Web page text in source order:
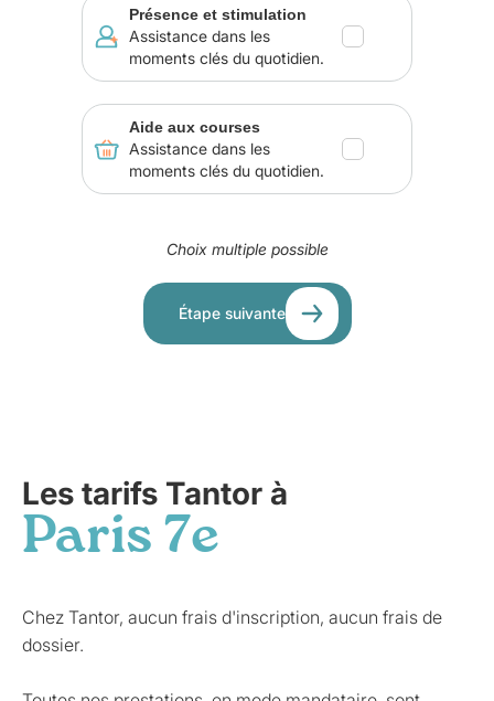
Présence et stimulation
Assistance dans les
moments clés du quotidien.
Aide aux courses
Assistance dans les
moments clés du quotidien.
Choix multiple possible
Étape suivante
Les tarifs Tantor à
Paris 7e
Chez Tantor, aucun frais d'inscription, aucun frais de
dossier.